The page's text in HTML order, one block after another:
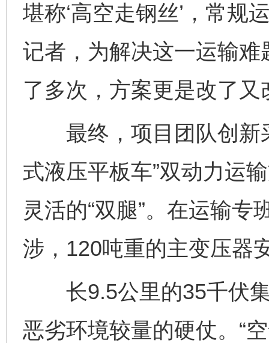
堪称‘高空走钢丝’，常规
记者，为解决这一运输
了多次，方案更是改了又
最终，项目团队创新
式液压平板车”双动力运
灵活的“双腿”。在运输
涉，120吨重的主变压器
长9.5公里的35千伏集
恶劣环境较量的硬仗。“